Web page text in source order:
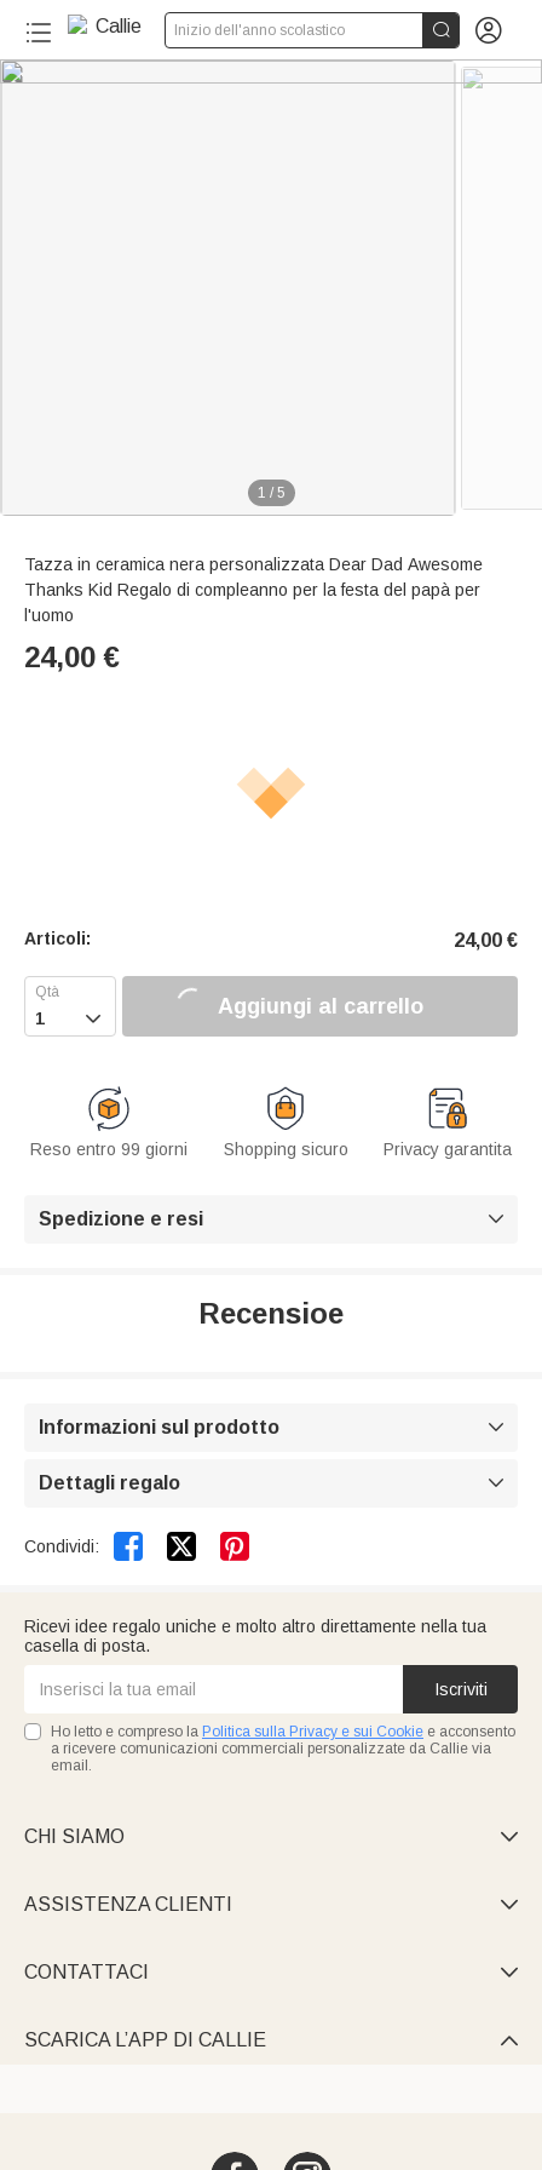
Inizio dell'anno scolastico  
1 / 5
Tazza in ceramica nera personalizzata Dear Dad Awesome
Thanks Kid Regalo di compleanno per la festa del papà per
l'uomo
24,00 €
Articoli: 24,00 €
 Aggiungi al carrello
Reso entro 99 giorni Shopping sicuro Privacy garantita
Spedizione e resi 
Recensioe
Informazioni sul prodotto 
Dettagli regalo 
Condividi:  
Ricevi idee regalo uniche e molto altro direttamente nella tua
casella di posta.
Iscriviti
Ho letto e compreso la Politica sulla Privacy e sui Cookie e acconsento
a ricevere comunicazioni commerciali personalizzate da Callie via
email.
CHI SIAMO 
ASSISTENZA CLIENTI 
CONTATTACI 
SCARICA L’APP DI CALLIE 